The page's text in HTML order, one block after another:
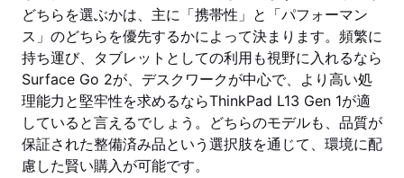
どちらを選ぶかは、主に「携帯性」と「パフォーマン
ス」のどちらを優先するかによって決まります。頻繁に
持ち運び、タブレットとしての利用も視野に入れるなら
Surface Go 2が、デスクワークが中心で、より高い処
理能力と堅牢性を求めるならThinkPad L13 Gen 1が適
していると言えるでしょう。どちらのモデルも、品質が
保証された整備済み品という選択肢を通じて、環境に配
慮した賢い購入が可能です。